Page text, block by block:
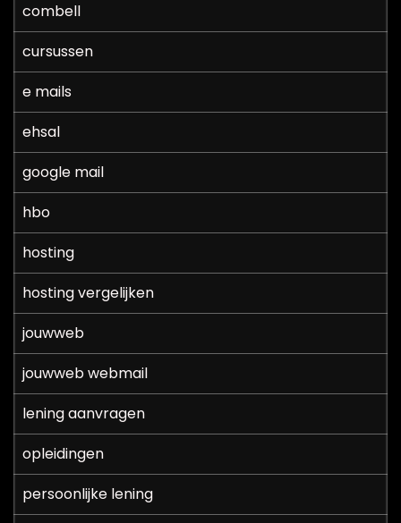
combell
cursussen
e mails
ehsal
google mail
hbo
hosting
hosting vergelijken
jouwweb
jouwweb webmail
lening aanvragen
opleidingen
persoonlijke lening